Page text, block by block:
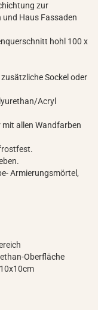
zur
und Haus Fassaden
hohl 100 x
Sockel oder
Acryl
allen Wandfarben
Armierungsmörtel,
Oberfläche